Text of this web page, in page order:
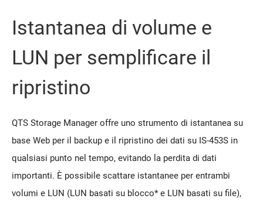
Istantanea di volume e
LUN per semplificare il
ripristino
QTS Storage Manager offre uno strumento di istantanea su
base Web per il backup e il ripristino dei dati su IS-453S in
qualsiasi punto nel tempo, evitando la perdita di dati
importanti. È possibile scattare istantanee per entrambi
volumi e LUN (LUN basati su blocco* e LUN basati su file),